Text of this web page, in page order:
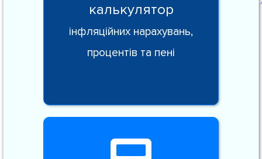
калькулятор
інфляційних нарахувань,
процентів та пені